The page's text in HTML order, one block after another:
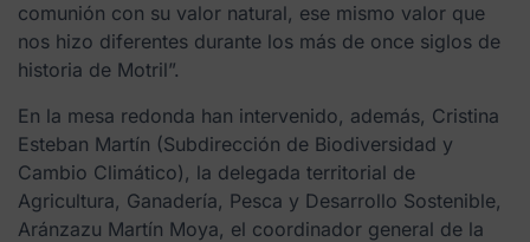
comunión con su valor natural, ese mismo valor que
nos hizo diferentes durante los más de once siglos de
historia de Motril”.
En la mesa redonda han intervenido, además, Cristina
Esteban Martín (Subdirección de Biodiversidad y
Cambio Climático), la delegada territorial de
Agricultura, Ganadería, Pesca y Desarrollo Sostenible,
Aránzazu Martín Moya, el coordinador general de la